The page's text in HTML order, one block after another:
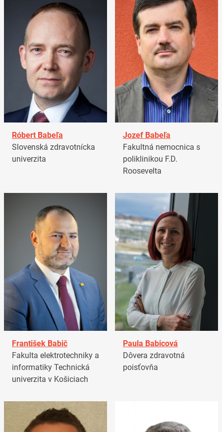
Róbert Babeľa
Slovenská zdravotnícka
univerzita
Jozef Babeľa
Fakultná nemocnica s
poliklinikou F.D.
Roosevelta
František Babič
Fakulta elektrotechniky a
informatiky Technická
univerzita v Košiciach
Paula Babicová
Dôvera zdravotná
poisťovňa